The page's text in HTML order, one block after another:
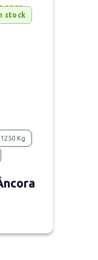
stock
Kg